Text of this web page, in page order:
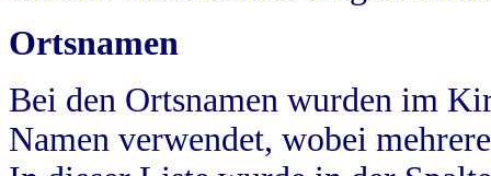
Ortsnamen
Bei den Ortsnamen wurden im
Namen verwendet, wobei